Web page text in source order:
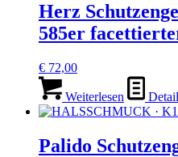
Herz
585er
€ 72,00
Weiterlesen
Palido